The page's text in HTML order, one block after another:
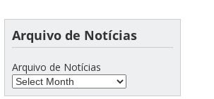
Arquivo de Notícias
Arquivo de Notícias